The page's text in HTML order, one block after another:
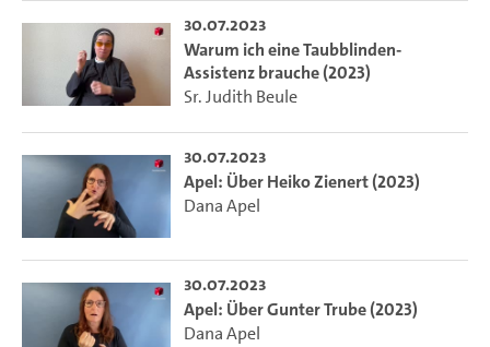
30.07.2023
Warum ich eine Taubblinden-
Assistenz brauche (2023)
Sr. Judith Beule
30.07.2023
Apel: Über Heiko Zienert (2023)
Dana Apel
30.07.2023
Apel: Über Gunter Trube (2023)
Dana Apel